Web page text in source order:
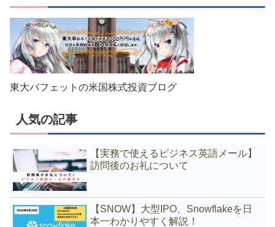
東大バフェットの米国株式投資ブログ
人気の記事
【実務で使えるビジネス英語メール】
訪問後のお礼について
【SNOW】大型IPO、Snowflakeを日
本一わかりやすく解説！